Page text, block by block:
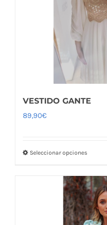
VESTIDO GANTE
89,90€
Seleccionar opciones